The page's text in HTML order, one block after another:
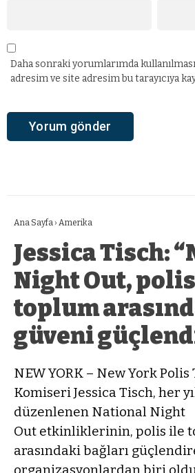
Daha sonraki yorumlarımda
adresim ve site adresim bu tarayıcıya
Ana Sayfa › Amerika
Jessica Tisch:
Night Out,
toplum
güveni
NEW YORK – New York Polis
Komiseri Jessica Tisch, her
düzenlenen National Night
Out etkinliklerinin, polis ile
arasındaki bağları